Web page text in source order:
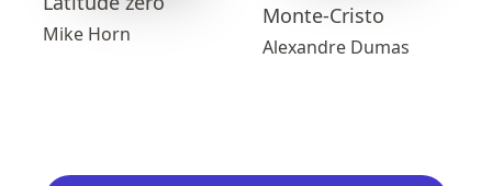
Mike Horn
Monte-Cristo
Alexandre Dumas